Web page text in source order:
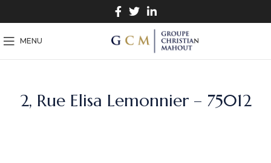
MENU
2, Rue Elisa Lemonnier – 75012